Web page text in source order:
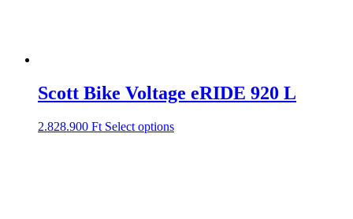
Scott Bike Voltage eRIDE 920 L
2.828.900 Ft Select options